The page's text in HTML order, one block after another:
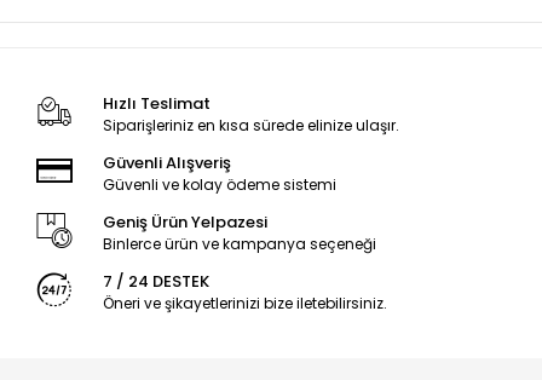
Hızlı Teslimat
Siparişleriniz en kısa sürede elinize ulaşır.
Güvenli Alışveriş
Güvenli ve kolay ödeme sistemi
Geniş Ürün Yelpazesi
Binlerce ürün ve kampanya seçeneği
7 / 24 DESTEK
Öneri ve şikayetlerinizi bize iletebilirsiniz.